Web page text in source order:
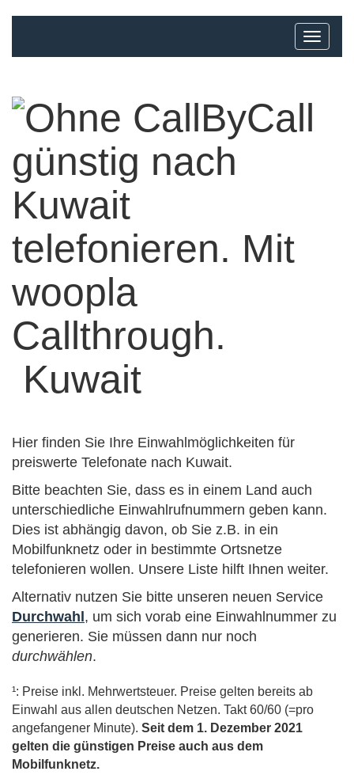
Kuwait
Hier finden Sie Ihre Einwahlmöglichkeiten für
preiswerte Telefonate nach Kuwait.
Bitte beachten Sie, dass es in einem Land auch
unterschiedliche Einwahlrufnummern geben kann.
Dies ist abhängig davon, ob Sie z.B. in ein
Mobilfunknetz oder in bestimmte Ortsnetze
telefonieren wollen. Unsere Liste hilft Ihnen weiter.
Alternativ nutzen Sie bitte unseren neuen Service
Durchwahl , um sich vorab eine Einwahlnummer zu
generieren. Sie müssen dann nur noch
durchwählen.
¹: Preise inkl. Mehrwertsteuer. Preise gelten bereits ab
Einwahl aus allen deutschen Netzen. Takt 60/60 (=pro
angefangener Minute). Seit dem 1. Dezember 2021
gelten die günstigen Preise auch aus dem
Mobilfunknetz.